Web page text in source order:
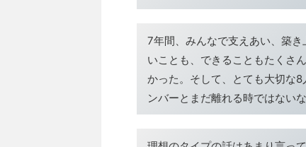
7年間、みんなで支えあい、築
いことも、できることもたくさ
かった。そして、とても大切な
ンバーとまだ離れる時ではない